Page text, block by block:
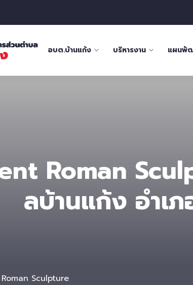
อบต.บ้านแก้ง บริหารงาน แผนพั
Roman
ลบ้านแก้ง อำเ
Sculpture